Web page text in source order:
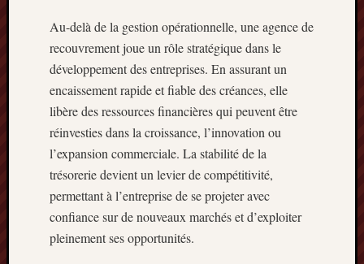
Au-delà de la gestion opérationnelle, une agence de
recouvrement joue un rôle stratégique dans le
développement des entreprises. En assurant un
encaissement rapide et fiable des créances, elle
libère des ressources financières qui peuvent être
réinvesties dans la croissance, l’innovation ou
l’expansion commerciale. La stabilité de la
trésorerie devient un levier de compétitivité,
permettant à l’entreprise de se projeter avec
confiance sur de nouveaux marchés et d’exploiter
pleinement ses opportunités.